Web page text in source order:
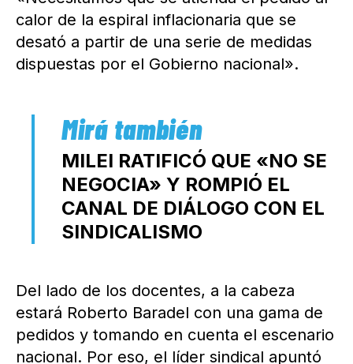
calor de la espiral inflacionaria que se
desató a partir de una serie de medidas
dispuestas por el Gobierno nacional».
MILEI RATIFICÓ QUE «NO SE
NEGOCIA» Y ROMPIÓ EL
CANAL DE DIÁLOGO CON EL
SINDICALISMO
Del lado de los docentes, a la cabeza
estará Roberto Baradel con una gama de
pedidos y tomando en cuenta el escenario
nacional. Por eso, el líder sindical apuntó